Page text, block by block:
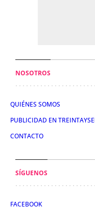
NOSOTROS
QUIÉNES SOMOS
PUBLICIDAD EN
CONTACTO
SÍGUENOS
FACEBOOK